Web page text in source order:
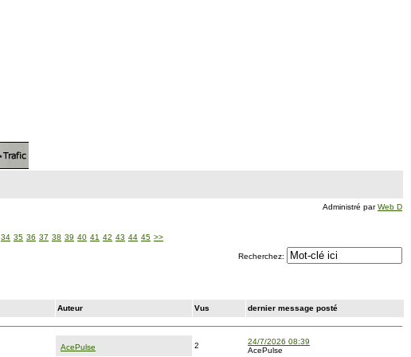
Administré parWeb D
34 35 36 37 38 39 40 41 42 43 44 45 >>
Recherchez:
Auteur Vus dernier message posté
AcePulse 2
24/7/2026 08:39
AcePulse